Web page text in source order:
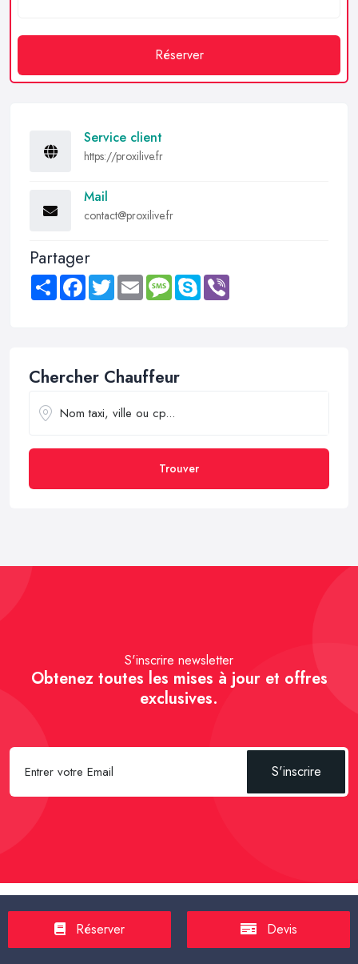
Réserver
Service client
https://proxilive.fr
Mail
contact@proxilive.fr
Partager
Share FacebookTwitter Email MessageSkype
Chercher Chauffeur
Trouver
S'inscrire newsletter
Obtenez toutes les mises à jour et offres
exclusives.
S'inscrire
Spécial Passager : -Réserver un Taxi
Réserver Devis